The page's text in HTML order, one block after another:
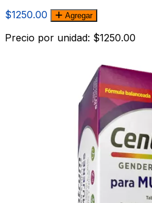
$1250.00
Agregar
Precio por unidad: $1250.00